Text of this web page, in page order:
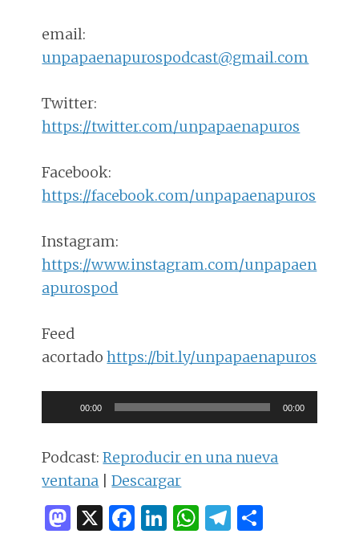
email:
unpapaenapurospodcast@gmail.com
Twitter:
https://twitter.com/unpapaenapuros
Facebook:
https://facebook.com/unpapaenapuros
Instagram:
https://www.instagram.com/unpapaen
apurospod
Feed
acortadohttps://bit.ly/unpapaenapuros
Reproductor
de
audio
00:00 00:00
Podcast:Reproducir en una nueva
ventana |Descargar
M X F
Li W T